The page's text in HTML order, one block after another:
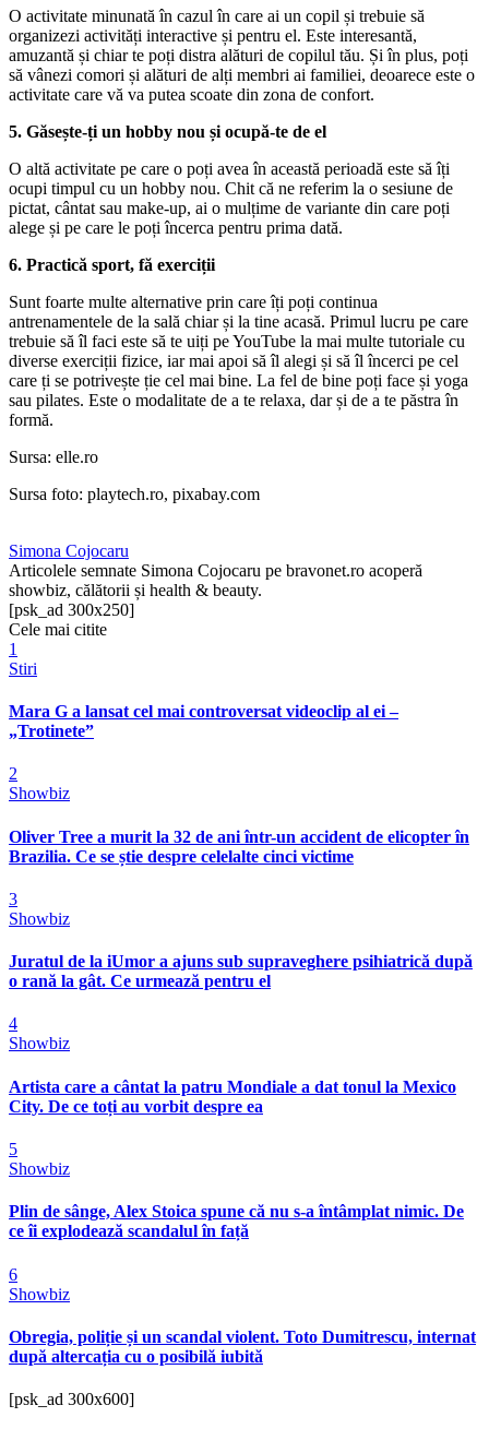
O activitate minunată în cazul în care ai un copil și trebuie să
organizezi activități interactive și pentru el. Este interesantă,
amuzantă și chiar te poți distra alături de copilul tău. Și în plus, poți
să vânezi comori și alături de alți membri ai familiei, deoarece este o
activitate care vă va putea scoate din zona de confort.
5. Găsește-ți un hobby nou și ocupă-te de el
O altă activitate pe care o poți avea în această perioadă este să îți
ocupi timpul cu un hobby nou. Chit că ne referim la o sesiune de
pictat, cântat sau make-up, ai o mulțime de variante din care poți
alege și pe care le poți încerca pentru prima dată.
6. Practică sport, fă exerciții
Sunt foarte multe alternative prin care îți poți continua
antrenamentele de la sală chiar și la tine acasă. Primul lucru pe care
trebuie să îl faci este să te uiți pe YouTube la mai multe tutoriale cu
diverse exerciții fizice, iar mai apoi să îl alegi și să îl încerci pe cel
care ți se potrivește ție cel mai bine. La fel de bine poți face și yoga
sau pilates. Este o modalitate de a te relaxa, dar și de a te păstra în
formă.
Sursa: elle.ro
Sursa foto: playtech.ro, pixabay.com
Simona Cojocaru
Articolele semnate Simona Cojocaru pe bravonet.ro acoperă
showbiz, călătorii și health & beauty.
[psk_ad 300x250]
Cele mai citite
1
Stiri
Mara G a lansat cel mai controversat videoclip al ei –
„Trotinete”
2
Showbiz
Oliver Tree a murit la 32 de ani într-un accident de elicopter în
Brazilia. Ce se știe despre celelalte cinci victime
3
Showbiz
Juratul de la iUmor a ajuns sub supraveghere psihiatrică după
o rană la gât. Ce urmează pentru el
4
Showbiz
Artista care a cântat la patru Mondiale a dat tonul la Mexico
City. De ce toți au vorbit despre ea
5
Showbiz
Plin de sânge, Alex Stoica spune că nu s-a întâmplat nimic. De
ce îi explodează scandalul în față
6
Showbiz
Obregia, poliție și un scandal violent. Toto Dumitrescu, internat
după altercația cu o posibilă iubită
[psk_ad 300x600]